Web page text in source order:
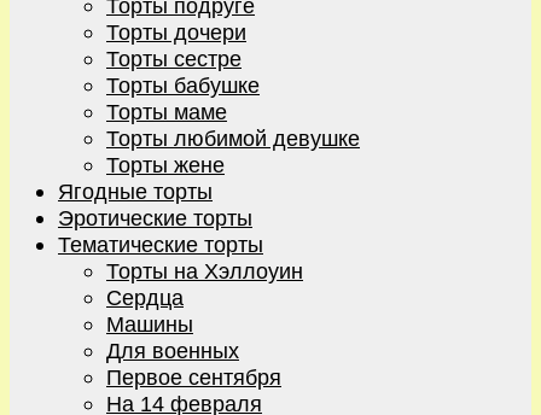
Торты подруге
Торты дочери
Торты сестре
Торты бабушке
Торты маме
Торты любимой девушке
Торты жене
Ягодные торты
Эротические торты
Тематические торты
Торты на Хэллоуин
Сердца
Машины
Для военных
Первое сентября
На 14 февраля